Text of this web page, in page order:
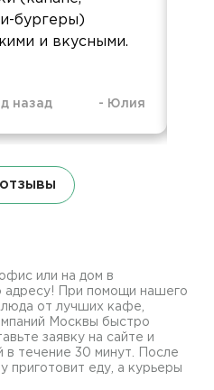
бургеры)
и вкусными.
назад - Юлия
или на дом в
адресу! При помощи нашего
от лучших кафе,
Москвы быстро
заявку на сайте и
в течение 30 минут. После
приготовит еду, а курьеры